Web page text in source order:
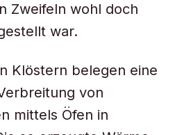
Zweifeln wohl doch
war.
Klöstern belegen eine
von
mittels Öfen in